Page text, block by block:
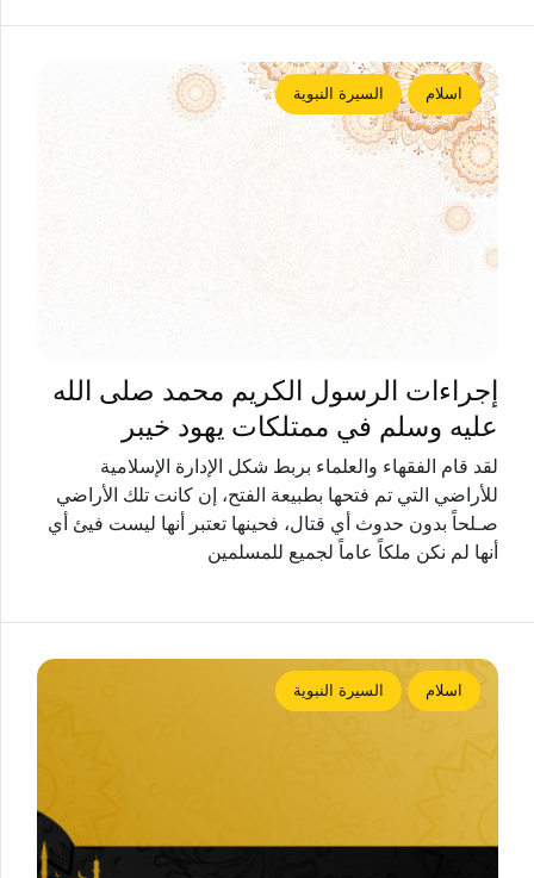
اسلام السيرة النبوية
إجراءات الرسول الكريم محمد صلى الله
عليه وسلم في ممتلكات يهود خيبر
لقد قام الفقهاء والعلماء بربط شكل الإدارة الإسلامية
للأراضي التي تم فتحها بطبيعة الفتح، إن كانت تلك الأراضي
صـلحاً بدون حدوث أي قتال، فحينها تعتبر أنها ليست فيئ أي
أنها لم نكن ملكاً عاماً لجميع للمسلمين
اسلام السيرة النبوية